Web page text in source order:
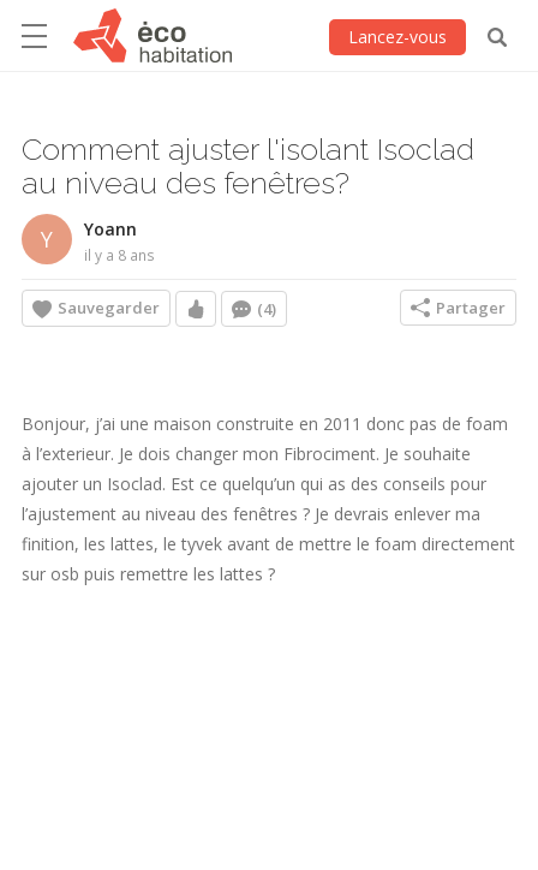
Lancez-vous
Comment ajuster l'isolant Isoclad
au niveau des fenêtres?
Y Yoann
il y a 8 ans
Sauvegarder (4) Partager
Bonjour, j’ai une maison construite en 2011 donc pas de foam
à l’exterieur. Je dois changer mon Fibrociment. Je souhaite
ajouter un Isoclad. Est ce quelqu’un qui as des conseils pour
l’ajustement au niveau des fenêtres ? Je devrais enlever ma
finition, les lattes, le tyvek avant de mettre le foam directement
sur osb puis remettre les lattes ?